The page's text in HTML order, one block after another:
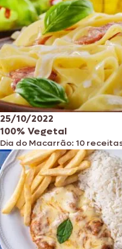
25/10/2022
100% Vegetal
Dia do Macarrão: 10